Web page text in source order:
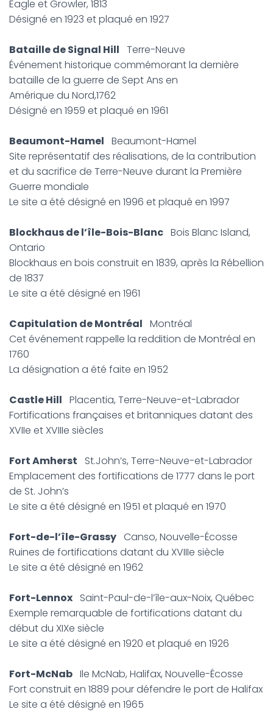
Eagle et Growler, 1813
Désigné en 1923 et plaqué en 1927
Bataille de Signal Hill Terre-Neuve
Événement historique commémorant la dernière
bataille de la guerre de Sept Ans en
Amérique du Nord,1762
Désigné en 1959 et plaqué en 1961
Beaumont-Hamel Beaumont-Hamel
Site représentatif des réalisations, de la contribution
et du sacrifice de Terre-Neuve durant la Première
Guerre mondiale
Le site a été désigné en 1996 et plaqué en 1997
Blockhaus de l’île-Bois-Blanc Bois Blanc Island,
Ontario
Blockhaus en bois construit en 1839, après la Rébellion
de 1837
Le site a été désigné en 1961
Capitulation de Montréal Montréal
Cet événement rappelle la reddition de Montréal en
1760
La désignation a été faite en 1952
Castle Hill Placentia, Terre-Neuve-et-Labrador
Fortifications françaises et britanniques datant des
XVIIe et XVIIIe siècles
Fort Amherst St.John’s, Terre-Neuve-et-Labrador
Emplacement des fortifications de 1777 dans le port
de St. John’s
Le site a été désigné en 1951 et plaqué en 1970
Fort-de-l’île-Grassy Canso, Nouvelle-Écosse
Ruines de fortifications datant du XVIIIe siècle
Le site a été désigné en 1962
Fort-Lennox Saint-Paul-de-l’île-aux-Noix, Québec
Exemple remarquable de fortifications datant du
début du XIXe siècle
Le site a été désigné en 1920 et plaqué en 1926
Fort-McNab Ile McNab, Halifax, Nouvelle-Écosse
Fort construit en 1889 pour défendre le port de Halifax
Le site a été désigné en 1965